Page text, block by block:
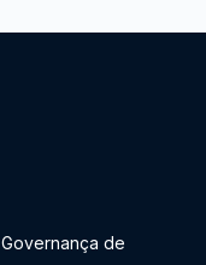
Governança de